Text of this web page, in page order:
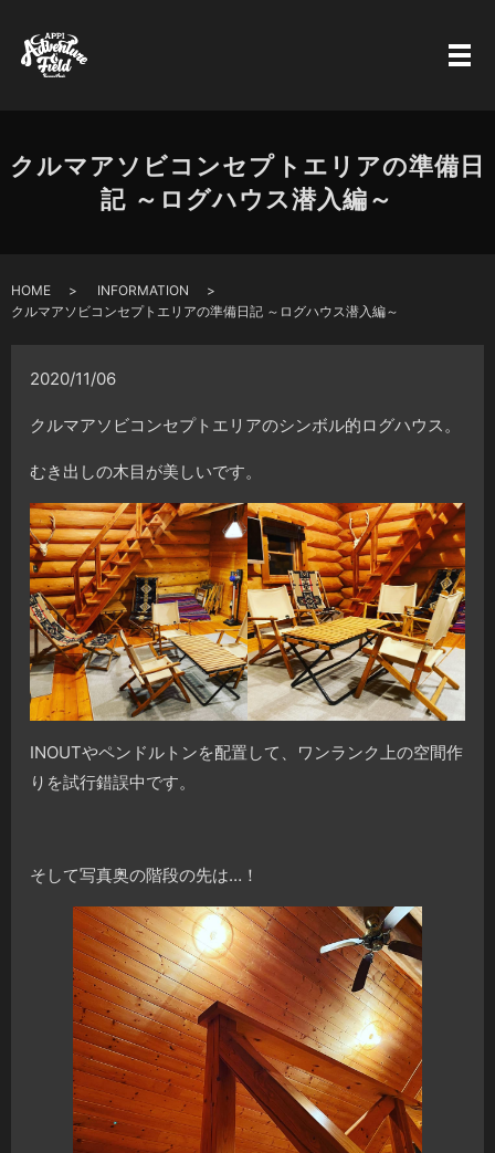
クルマアソビコンセプトエリアの準備日
記 ～ログハウス潜入編～
HOME
INFORMATION
クルマアソビコンセプトエリアの準備日記 ～ログハウス潜入編～
2020/11/06
クルマアソビコンセプトエリアのシンボル的ログハウス。
むき出しの木目が美しいです。
INOUTやペンドルトンを配置して、ワンランク上の空間作
りを試行錯誤中です。
そして写真奥の階段の先は…！